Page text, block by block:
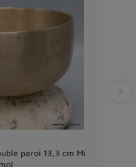
paroi 13,3 cm Mi